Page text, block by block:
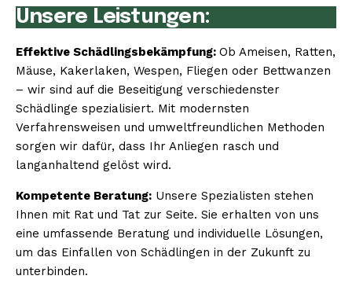
Unsere Leistungen:
Effektive Schädlingsbekämpfung: Ob Ameisen, Ratten,
Mäuse, Kakerlaken, Wespen, Fliegen oder Bettwanzen
– wir sind auf die Beseitigung verschiedenster
Schädlinge spezialisiert. Mit modernsten
Verfahrensweisen und umweltfreundlichen Methoden
sorgen wir dafür, dass Ihr Anliegen rasch und
langanhaltend gelöst wird.
Kompetente Beratung: Unsere Spezialisten stehen
Ihnen mit Rat und Tat zur Seite. Sie erhalten von uns
eine umfassende Beratung und individuelle Lösungen,
um das Einfallen von Schädlingen in der Zukunft zu
unterbinden.